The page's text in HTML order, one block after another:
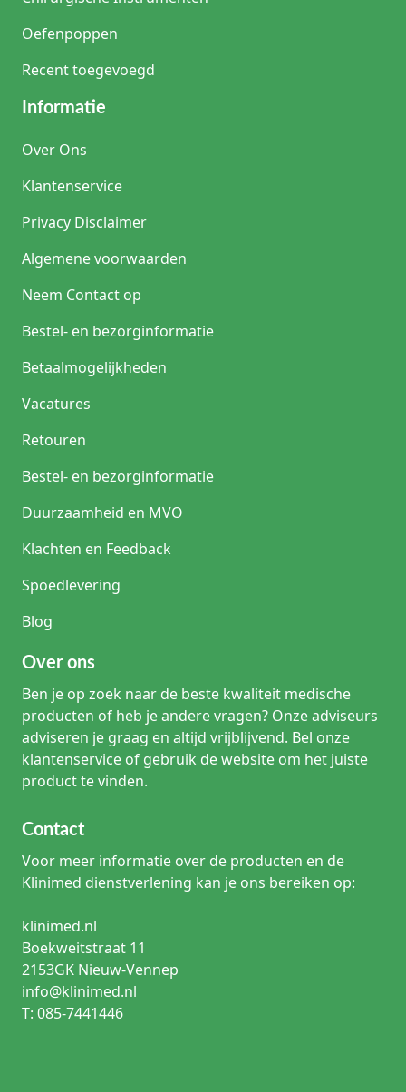
Oefenpoppen
Recent toegevoegd
Informatie
Over Ons
Klantenservice
Privacy Disclaimer
Algemene voorwaarden
Neem Contact op
Bestel- en bezorginformatie
Betaalmogelijkheden
Vacatures
Retouren
Bestel- en bezorginformatie
Duurzaamheid en MVO
Klachten en Feedback
Spoedlevering
Blog
Over ons
Ben je op zoek naar de beste kwaliteit medische
producten of heb je andere vragen? Onze adviseurs
adviseren je graag en altijd vrijblijvend. Bel onze
klantenservice of gebruik de website om het juiste
product te vinden.
Contact
Voor meer informatie over de producten en de
Klinimed dienstverlening kan je ons bereiken op:
klinimed.nl
Boekweitstraat 11
2153GK Nieuw-Vennep
info@klinimed.nl
T: 085-7441446